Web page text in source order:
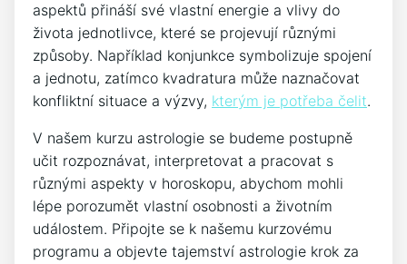
aspektů přináší své vlastní energie a vlivy do
života jednotlivce, které se projevují různými
způsoby. Například konjunkce symbolizuje spojení
a jednotu, zatímco kvadratura může naznačovat
konfliktní situace a výzvy, kterým je potřeba čelit.
V našem kurzu astrologie se budeme postupně
učit rozpoznávat, interpretovat a pracovat s
různými aspekty v horoskopu, abychom mohli
lépe porozumět vlastní osobnosti a životním
událostem. Připojte se k našemu kurzovému
programu a objevte tajemství astrologie krok za